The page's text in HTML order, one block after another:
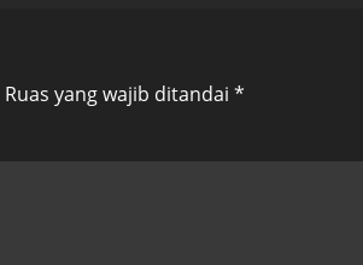
Ruas yang wajib ditandai *